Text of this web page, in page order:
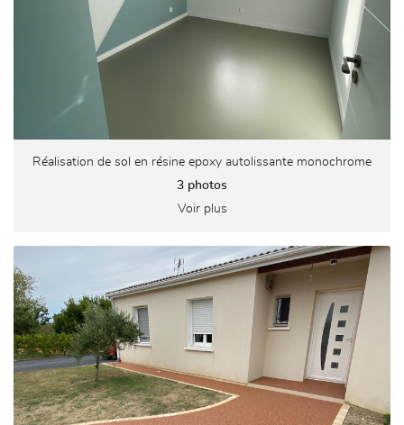
Réalisation de sol en résine epoxy autolissante monochrome
3 photos
Voir plus